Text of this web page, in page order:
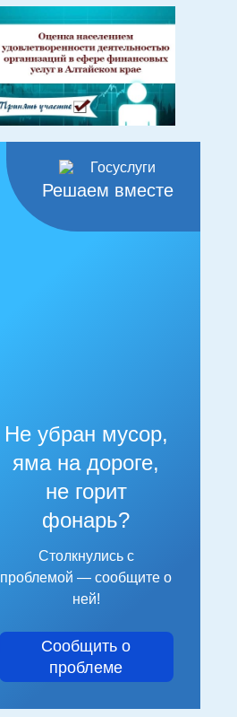
Решаем вместе
Не убран мусор,
яма на дороге,
не горит
фонарь?
Столкнулись с
проблемой — сообщите о
ней!
Сообщить о
проблеме